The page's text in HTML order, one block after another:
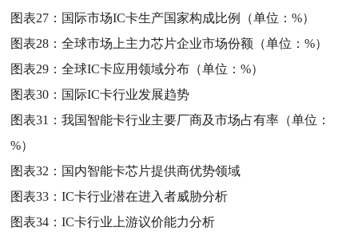
图表27： 国际市场IC卡生产国家构成比例（单位：%）
图表28：全球市场上主力芯片企业市场份额（单位：%）
图表29：全球IC卡应用领域分布（单位：%）
图表30： 国际IC卡行业发展趋势
图表31：我国智能卡行业主要厂商及市场占有率（单位：
%）
图表32： 国内智能卡芯片提供商优势领域
图表33：IC卡行业潜在进入者威胁分析
图表34：IC卡行业上游议价能力分析